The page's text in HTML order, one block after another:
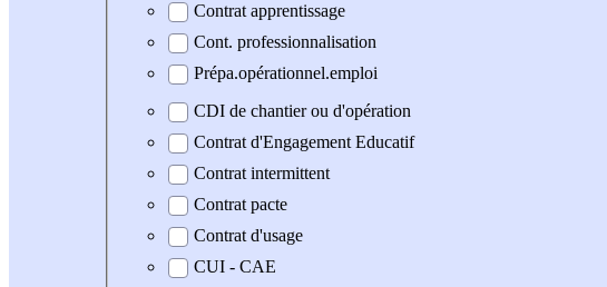
Contrat apprentissage
Cont. professionnalisation
Prépa.opérationnel.emploi
CDI de chantier ou d'opération
Contrat d'Engagement Educatif
Contrat intermittent
Contrat pacte
Contrat d'usage
CUI - CAE